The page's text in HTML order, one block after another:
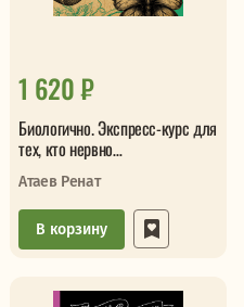
1 620 ₽
Биологично. Экспресс-курс для
тех, кто нервно
фотосинтезировал в школе
Атаев Ренат
В корзину